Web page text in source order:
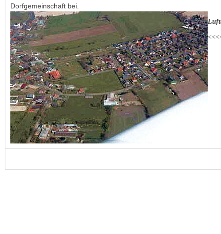
Dorfgemeinschaft bei.